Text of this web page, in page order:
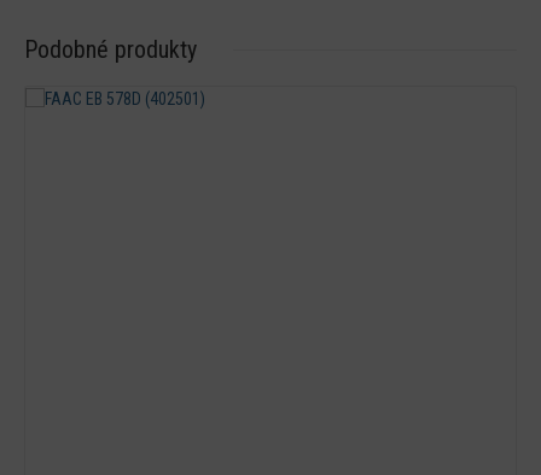
Podobné produkty